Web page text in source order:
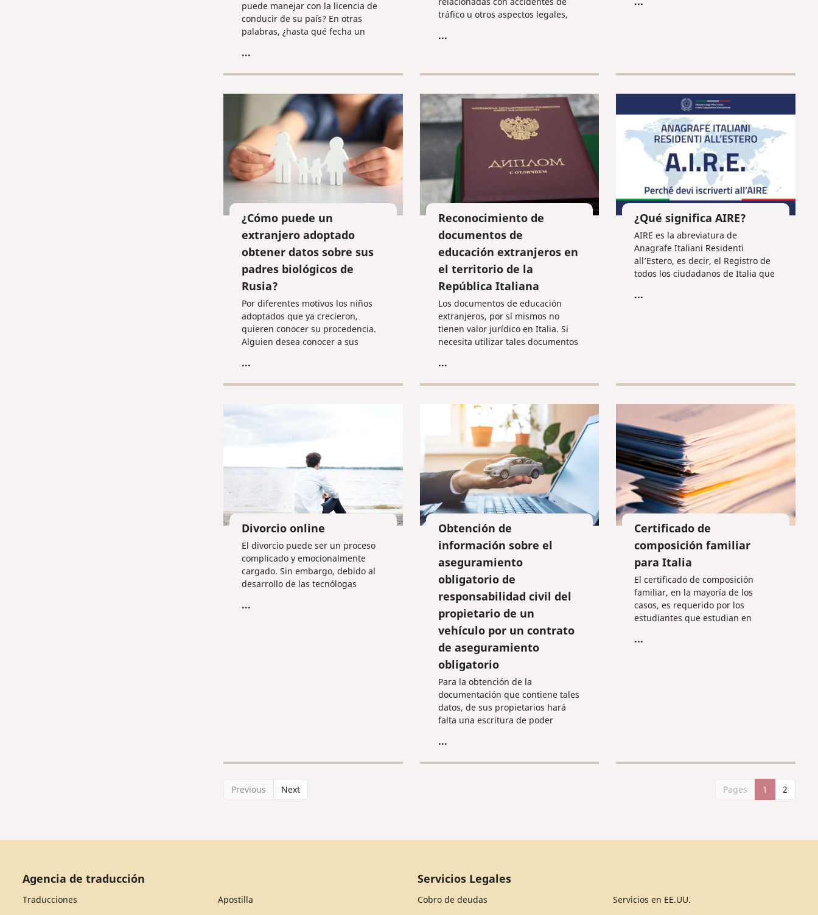
puede manejar con la licencia de
conducir de su país? En otras
palabras, ¿hasta qué fecha un
licencia de conducir por una rusa?
...
tráfico u otros aspectos legales,
contacto con los profesionales
experimentados está dispuesto a
apoyarle de forma profesional,
ayudarle en situaciones legales
complicadas y proteger sus
derechos e intereses al máximo.
...
ayudaremos y aclararemos todas
¿Cómo puede un
extranjero adoptado
obtener datos sobre sus
padres biológicos de
Rusia?
Por diferentes motivos los niños
adoptados que ya crecieron,
quieren conocer su procedencia.
Alguien desea conocer a sus
otros quieren averiguar si existe
...
Reconocimiento de
documentos de
educación extranjeros en
el territorio de la
República Italiana
Los documentos de educación
extranjeros, por sí mismos no
tienen valor jurídico en Italia. Si
necesita utilizar tales documentos
Italiana, deberá legalizarlos
documentos de educación.
...
¿Qué significa AIRE?
AIRE es la abreviatura de
Anagrafe Italiani Residenti
all’Estero, es decir, el Registro de
todos los ciudadanos de Italia que
meses.
...
Divorcio online
El divorcio puede ser un proceso
complicado y emocionalmente
cargado. Sin embargo, debido al
desarrollo de las tecnólogas
Rusa, actualmente este proceso se
...
Obtención de
información sobre el
aseguramiento
obligatorio de
responsabilidad civil del
propietario de un
vehículo por un contrato
de aseguramiento
obligatorio
Para la obtención de la
documentación que contiene tales
datos, de sus propietarios hará
falta una escritura de poder
persona que se ocupará de este
...
Certificado de
composición familiar
para Italia
El certificado de composición
familiar, en la mayoría de los
casos, es requerido por los
estudiantes que estudian en
documentación para obtener la
...
Pages 1 2
Previous Next
Agencia de traducción
Traducciones
Apostilla
Servicios Legales
Cobro de deudas
Servicios en EE.UU.